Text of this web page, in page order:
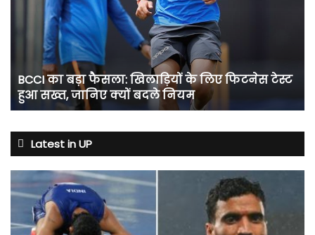
खिलाड़ियों
टेस्ट
हुआ
सख्त,
क्यों
बदले
नियम
BCCI का बड़ा फैसला: खिलाड़ियों के लिए फिटनेस टेस्ट
हुआ सख्त, जानिए क्यों बदले नियम
Latest in UP